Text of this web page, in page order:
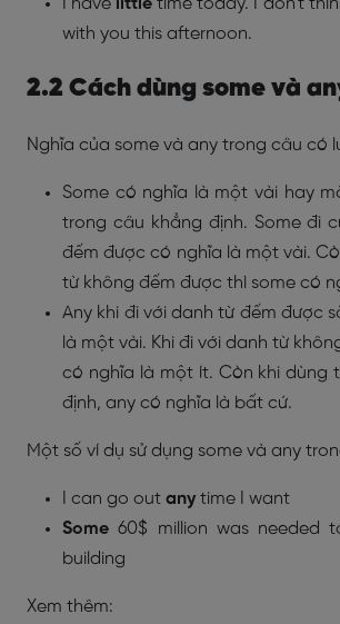
I have little time today. I don't
with you this afternoon.
2.2 Cách dùng some và
Nghĩa của some và any trong câu có
Some có nghĩa là một vài hay
trong câu khẳng định. Some đi
đếm được có nghĩa là một vài.
từ không đếm được thì some có
Any khi đi với danh từ đếm được
là một vài. Khi đi với danh từ
có nghĩa là một ít. Còn khi dùng
định, any có nghĩa là bất cứ.
Một số ví dụ sử dụng some và any
I can go out any time I want
Some 60$ million was needed
building
Xem thêm: